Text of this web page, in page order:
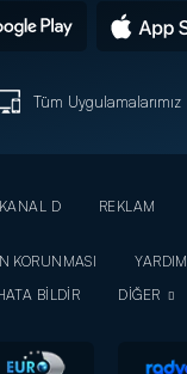
Tüm Uygulamalarımız
D REKLAM
KORUNMASI
YARDIM
BİLDİR
DİĞER